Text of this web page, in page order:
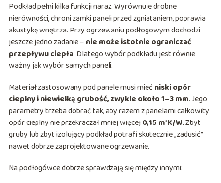
Podkład pełni kilka funkcji naraz. Wyrównuje drobne
nierówności, chroni zamki paneli przed zgniataniem, poprawia
akustykę wnętrza. Przy ogrzewaniu podłogowym dochodzi
jeszcze jedno zadanie – nie może istotnie ograniczać
przepływu ciepła. Dlatego wybór podkładu jest równie
ważny jak wybór samych paneli.
Materiał zastosowany pod panele musi mieć niski opór
cieplny i niewielką grubość, zwykle około 1–3 mm. Jego
parametry trzeba dobrać tak, aby razem z panelami całkowity
opór cieplny nie przekraczał mniej więcej0,15 m²K/W. Zbyt
gruby lub zbyt izolujący podkład potrafi skutecznie „zadusić”
nawet dobrze zaprojektowane ogrzewanie.
Na podłogówce dobrze sprawdzają się między innymi: